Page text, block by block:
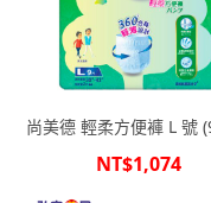
尚美德 輕柔方便褲 L 號
NT$1,074